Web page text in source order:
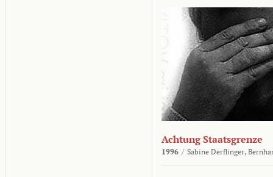
Achtung Staatsgrenze
1996 / Sabine Derflinger,